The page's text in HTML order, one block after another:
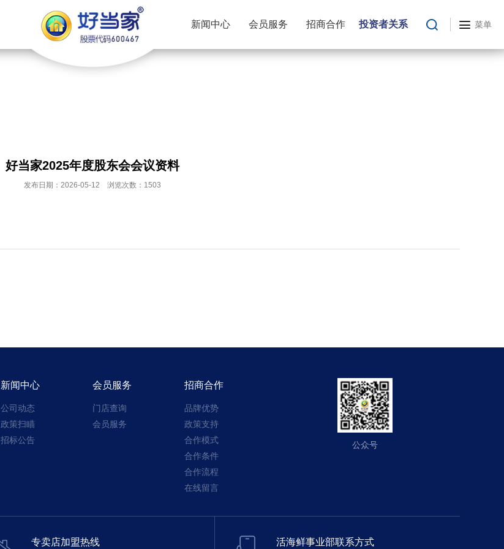
新闻中心 会员服务 招商合作 投资者关系 菜单
好当家2025年度股东会会议资料
发布日期：2026-05-12 浏览次数：1503
新闻中心
公司动态
政策扫瞄
招标公告
会员服务
门店查询
会员服务
招商合作
品牌优势
政策支持
合作模式
合作条件
合作流程
在线留言
公众号
专卖店加盟热线 活海鲜事业部联系方式